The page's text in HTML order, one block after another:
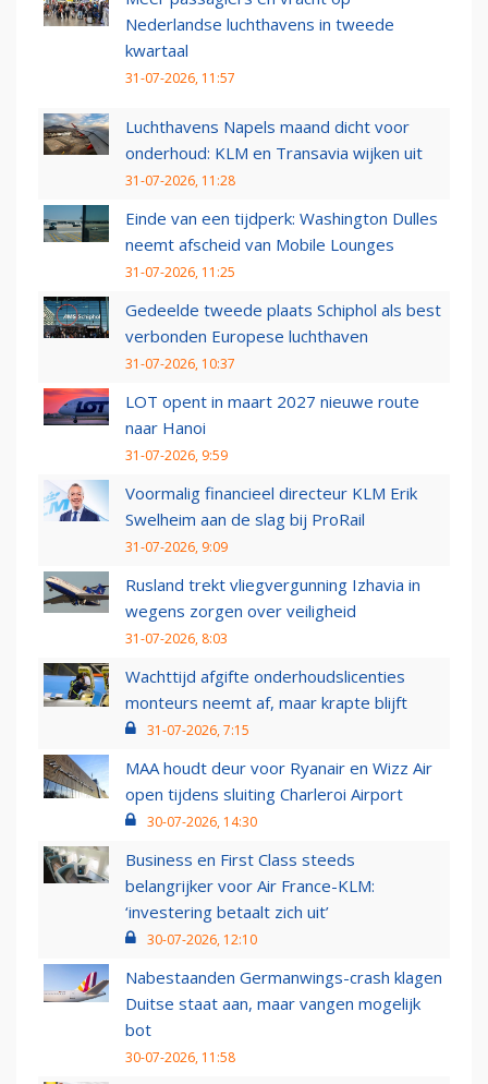
Nederlandse luchthavens in tweede
kwartaal
31-07-2026, 11:57
Luchthavens Napels maand dicht voor
onderhoud: KLM en Transavia wijken uit
31-07-2026, 11:28
Einde van een tijdperk: Washington Dulles
neemt afscheid van Mobile Lounges
31-07-2026, 11:25
Gedeelde tweede plaats Schiphol als best
verbonden Europese luchthaven
31-07-2026, 10:37
LOT opent in maart 2027 nieuwe route
naar Hanoi
31-07-2026, 9:59
Voormalig financieel directeur KLM Erik
Swelheim aan de slag bij ProRail
31-07-2026, 9:09
Rusland trekt vliegvergunning Izhavia in
wegens zorgen over veiligheid
31-07-2026, 8:03
Wachttijd afgifte onderhoudslicenties
monteurs neemt af, maar krapte blijft
31-07-2026, 7:15
MAA houdt deur voor Ryanair en Wizz Air
open tijdens sluiting Charleroi Airport
30-07-2026, 14:30
Business en First Class steeds
belangrijker voor Air France-KLM:
‘investering betaalt zich uit’
30-07-2026, 12:10
Nabestaanden Germanwings-crash klagen
Duitse staat aan, maar vangen mogelijk
bot
30-07-2026, 11:58